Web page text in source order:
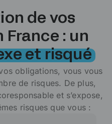
de vos
France : un
et risqué
obligations, vous vous
de risques. De plus,
et s’expose,
risques que vous :